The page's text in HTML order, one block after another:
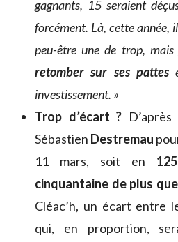
gagnants, 15 seraient
forcément. Là, cette année,
peu-être une de trop, mais
retomber sur ses pattes
investissement. »
Trop d’écart ? D’après
Sébastien Destremau
11 mars, soit en
cinquantaine de plus
Cléac’h, un écart entre
qui, en proportion,